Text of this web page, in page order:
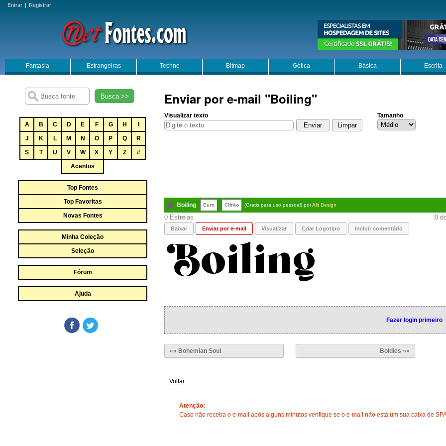
Entrar | Registrar
Fantasia Estrangeiras Techno Bitmap Gótica Básica Escrita
Busca >>
A B C D E F G H
J
K L M N O P Q
R
S
T U V W X Y Z
#
Acentos
Top Fontes
Top Favoritas
Novas Fontes
Minha Coleção
Seleção
Fórum
Ajuda
Enviar por e-mail "Boiling"
Visualizar texto Tamanho
Boiling Euro Cifrão (Gratis para uso pessoal) porAlit Design
0 0
Baixar Enviar por e-mail Visualizar Criar Logotipo Incluir comentário
Fazer login primeiro
«« Bohemian Soul Boldies »»
Voltar
Atenção:
Caso não receba o e-mail após alguns minutos verifique se o e-mail não está um sua caixa de